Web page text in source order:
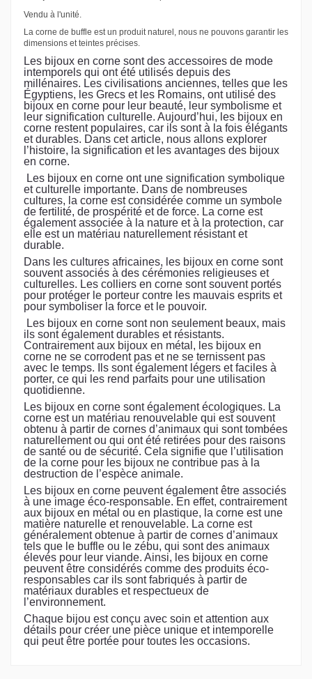
Vendu à l'unité.
La corne de buffle est un produit naturel, nous ne pouvons garantir les
dimensions et teintes précises.
Les bijoux en corne sont des accessoires de mode
intemporels qui ont été utilisés depuis des
millénaires. Les civilisations anciennes, telles que les
Égyptiens, les Grecs et les Romains, ont utilisé des
bijoux en corne pour leur beauté, leur symbolisme et
leur signification culturelle. Aujourd’hui, les bijoux en
corne restent populaires, car ils sont à la fois élégants
et durables. Dans cet article, nous allons explorer
l’histoire, la signification et les avantages des bijoux
en corne.
Les bijoux en corne ont une signification symbolique
et culturelle importante. Dans de nombreuses
cultures, la corne est considérée comme un symbole
de fertilité, de prospérité et de force. La corne est
également associée à la nature et à la protection, car
elle est un matériau naturellement résistant et
durable.
Dans les cultures africaines, les bijoux en corne sont
souvent associés à des cérémonies religieuses et
culturelles. Les colliers en corne sont souvent portés
pour protéger le porteur contre les mauvais esprits et
pour symboliser la force et le pouvoir.
Les bijoux en corne sont non seulement beaux, mais
ils sont également durables et résistants.
Contrairement aux bijoux en métal, les bijoux en
corne ne se corrodent pas et ne se ternissent pas
avec le temps. Ils sont également légers et faciles à
porter, ce qui les rend parfaits pour une utilisation
quotidienne.
Les bijoux en corne sont également écologiques. La
corne est un matériau renouvelable qui est souvent
obtenu à partir de cornes d’animaux qui sont tombées
naturellement ou qui ont été retirées pour des raisons
de santé ou de sécurité. Cela signifie que l’utilisation
de la corne pour les bijoux ne contribue pas à la
destruction de l’espèce animale.
Les bijoux en corne peuvent également être associés
à une image éco-responsable. En effet, contrairement
aux bijoux en métal ou en plastique, la corne est une
matière naturelle et renouvelable. La corne est
généralement obtenue à partir de cornes d’animaux
tels que le buffle ou le zébu, qui sont des animaux
élevés pour leur viande. Ainsi, les bijoux en corne
peuvent être considérés comme des produits éco-
responsables car ils sont fabriqués à partir de
matériaux durables et respectueux de
l’environnement.
Chaque bijou est conçu avec soin et attention aux
détails pour créer une pièce unique et intemporelle
qui peut être portée pour toutes les occasions.